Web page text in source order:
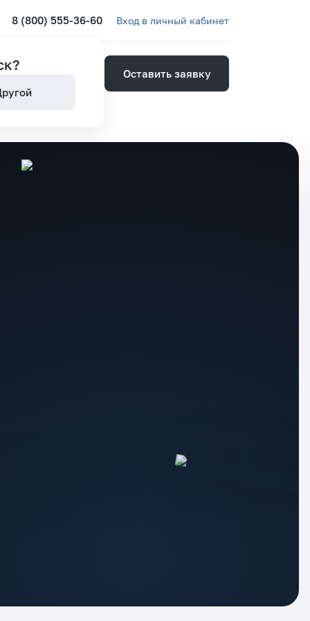
8 (800) 555-36-60 Вход в личный кабинет
Оставить заявку
?